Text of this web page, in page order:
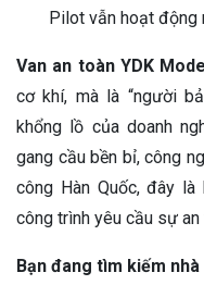
Pilot vẫn hoạt động
Van an toàn YDK
cơ khí, mà là “người
khổng lồ của doanh
gang cầu bền bỉ, công
công Hàn Quốc, đây
công trình yêu cầu sự
Bạn đang tìm kiếm